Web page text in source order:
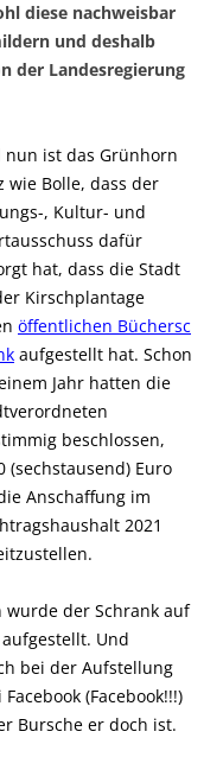
diese nachweisbar
und deshalb
der Landesregierung
nun ist das Grünhorn
wie Bolle, dass der
, Kultur- und
dafür
hat, dass die Stadt
Kirschplantage
öffentlichen Büchersc
aufgestellt hat. Schon
Jahr hatten die
beschlossen,
(sechstausend) Euro
Anschaffung im
2021
wurde der Schrank auf
Und
bei der Aufstellung
(Facebook!!!)
Bursche er doch ist.